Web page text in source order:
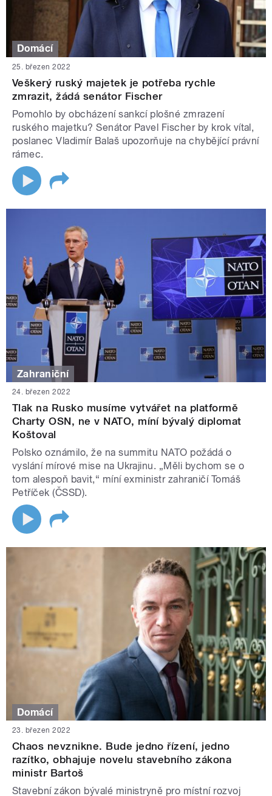
Domácí
25. březen 2022
Veškerý ruský majetek je potřeba rychle
zmrazit, žádá senátor Fischer
Pomohlo by obcházení sankcí plošné zmrazení
ruského majetku? Senátor Pavel Fischer by krok vítal,
poslanec Vladimír Balaš upozorňuje na chybějící právní
rámec.
Zahraniční
24. březen 2022
Tlak na Rusko musíme vytvářet na platformě
Charty OSN, ne v NATO, míní bývalý diplomat
Koštoval
Polsko oznámilo, že na summitu NATO požádá o
vyslání mírové mise na Ukrajinu. „Měli bychom se o
tom alespoň bavit,“ míní exministr zahraničí Tomáš
Petříček (ČSSD).
Domácí
23. březen 2022
Chaos nevznikne. Bude jedno řízení, jedno
razítko, obhajuje novelu stavebního zákona
ministr Bartoš
Stavební zákon bývalé ministryně pro místní rozvoj